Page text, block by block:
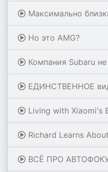
Максимально близкий аналог
Но это AMG?
Компания Subaru не хочет
ЕДИНСТВЕННОЕ видео, которое
Living with Xiaomi's
Richard Learns About
ВСЁ ПРО АВТОФОКУС. Как